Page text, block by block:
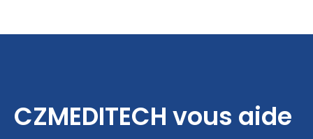
CZMEDITECH vous aide